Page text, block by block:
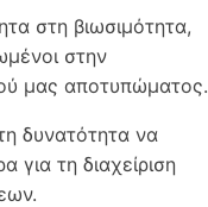
στη βιωσιμότητα,
στην
μας αποτυπώματος.
δυνατότητα να
τη διαχείριση